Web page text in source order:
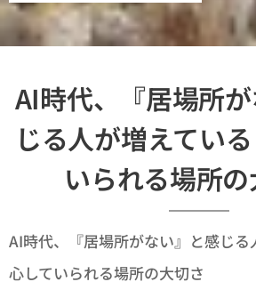
AI時代、『居場所
じる人が増えてい
いられる場所の
AI時代、『居場所がない』と感じる
心していられる場所の大切さ